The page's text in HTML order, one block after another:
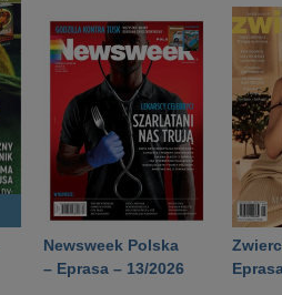
Newsweek Polska
– Eprasa – 13/2026